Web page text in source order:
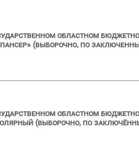
областном
(выборочно, по
областном
(выборочно, по